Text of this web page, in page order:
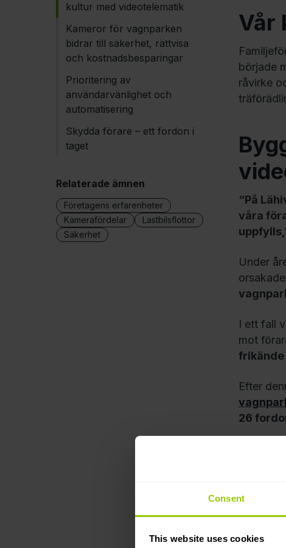
Consent
This website uses cookies
kultur med videotelematik
Kameror för vagnparken
bidrar till säkerhet, rättvisa
och kostnadsbesparingar
Prioritering av
användarvänlighet och
automatisering
Skydda förare – ett fordon i
taget
Relaterade ämnen
Företagens erfarenheter
Kamerafördelar
Lastbilsflottor
Säkerhet
Vår
började
råvirke
“På
våra
Under
I ett fall
mot
frikände
Efter
26